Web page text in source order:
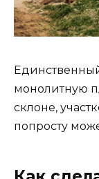
монолитную
склоне,
попросту